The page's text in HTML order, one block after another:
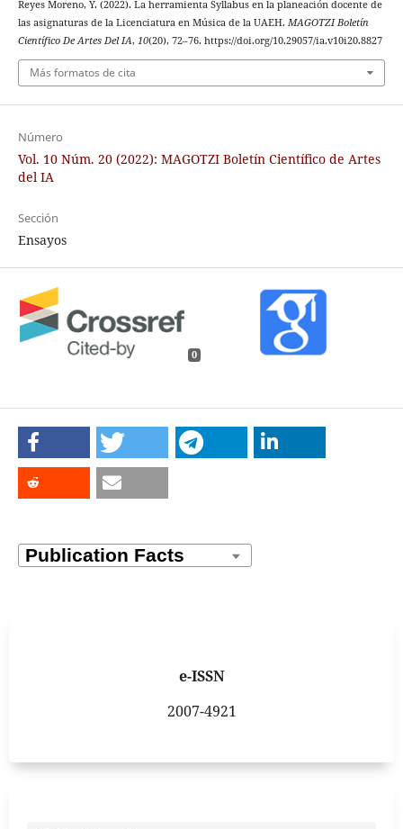
Reyes Moreno, Y. (2022). La herramienta Syllabus en la planeación docente de
las asignaturas de la Licenciatura en Música de la UAEH. MAGOTZI Boletín
Científico De Artes Del IA, 10(20), 72–76. https://doi.org/10.29057/ia.v10i20.8827
Más formatos de cita
Número
Vol. 10 Núm. 20 (2022): MAGOTZI Boletín Científico de Artes
del IA
Sección
Ensayos
0
e-ISSN
2007-4921